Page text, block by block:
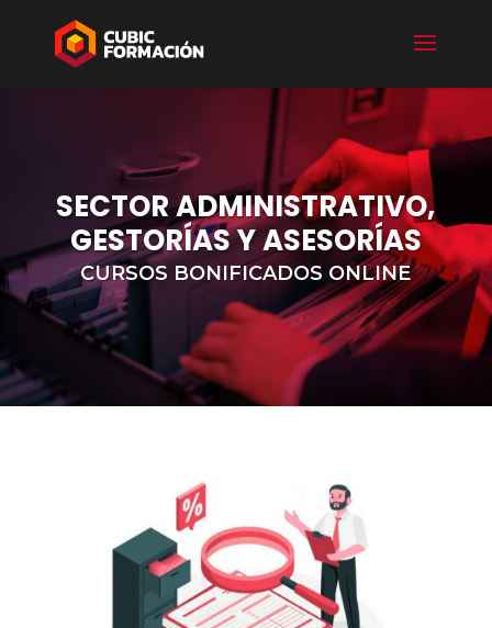
SECTOR ADMINISTRATIVO,
GESTORÍAS Y ASESORÍAS
CURSOS BONIFICADOS ONLINE